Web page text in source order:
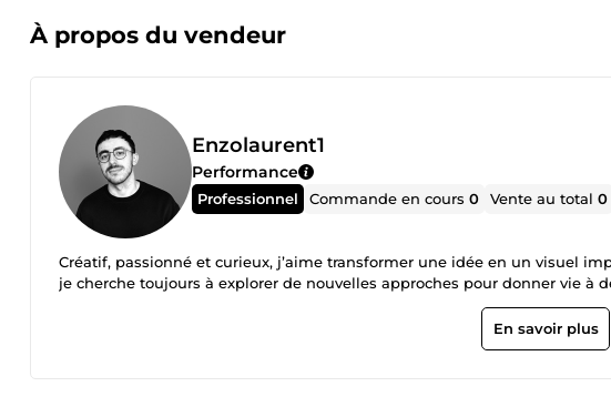
À propos du vendeur
Enzolaurent1
Performance
Professionnel Commande en cours0 Vente au total0
Créatif, passionné et curieux, j’aime transformer une idée en un visuel
je cherche toujours à explorer de nouvelles approches pour donner vie à
En savoir plus